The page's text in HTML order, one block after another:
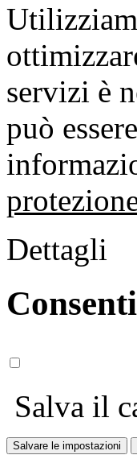
servizi è
può
Dettagli
Salva il
Salvare le impostazioni